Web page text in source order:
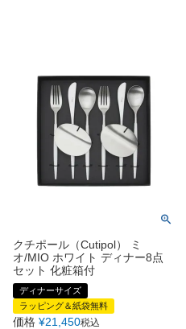
クチポール（Cutipol） ミ
オ/MIO ホワイト ディナー8点
セット 化粧箱付
ディナーサイズ
ラッピング＆紙袋無料
価格 ¥21,450税込